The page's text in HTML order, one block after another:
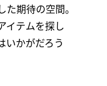
期待の空間。
イテムを探し
いかがだろう